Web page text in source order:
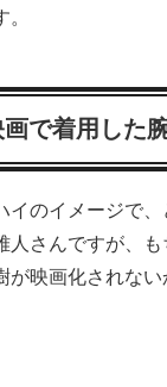
で着用した
イのイメージで
人さんですが、も
が映画化されな